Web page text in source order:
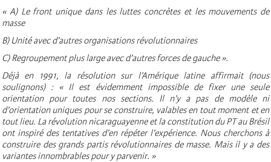
« A) Le front unique dans les luttes concrètes et les mouvements de
masse
B) Unité avec d’autres organisations révolutionnaires
C) Regroupement plus large avec d’autres forces de gauche ».
Déjà en 1991, la résolution sur l’Amérique latine affirmait (nous
soulignons) : « Il est évidemment impossible de fixer une seule
orientation pour toutes nos sections. Il n’y a pas de modèle ni
d’orientation uniques pour se construire, valables en tout moment et en
tout lieu. La révolution nicaraguayenne et la constitution du PT au Brésil
ont inspiré des tentatives d’en répéter l’expérience. Nous cherchons à
construire des grands partis révolutionnaires de masse. Mais il y a des
variantes innombrables pour y parvenir. »